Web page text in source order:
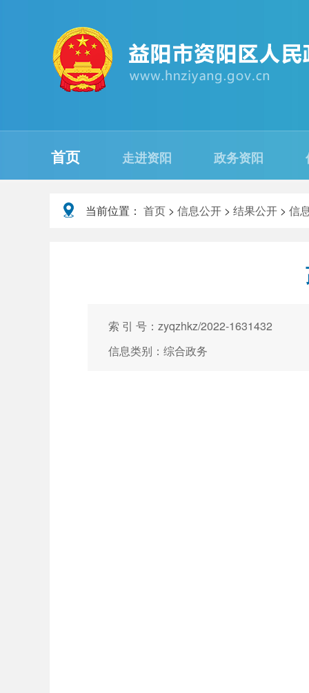
首页 走进资阳 政务资阳
当前位置： 首页 > 信息公开 > 结果公开 > 信
索 引 号：zyqzhkz/2022-1631432
信息类别：综合政务